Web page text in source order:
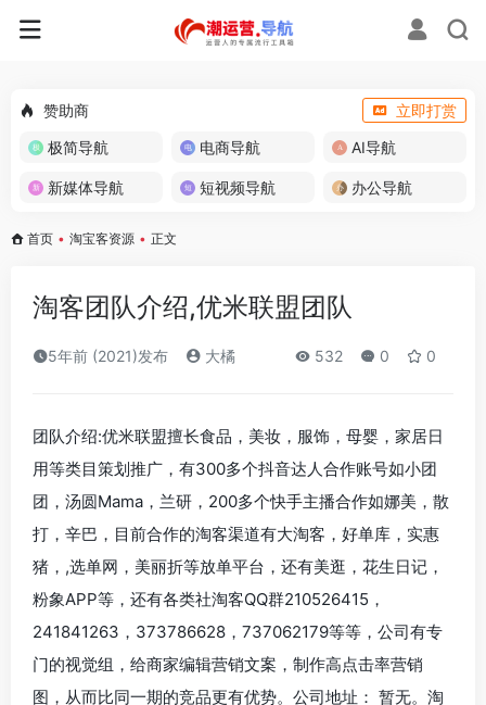
赞助商
立即打赏
极简导航
电商导航 AI导航
新媒体导航 短视频导航 办公导航
首页 • 淘宝客资源 • 正文
淘客团队介绍,优米联盟团队
5年前 (2021)发布 大橘 532 0 0
团队介绍:优米联盟擅长食品，美妆，服饰，母婴，家居日
用等类目策划推广，有300多个抖音达人合作账号如小团
团，汤圆Mama，兰研，200多个快手主播合作如娜美，散
打，辛巴，目前合作的淘客渠道有大淘客，好单库，实惠
猪，,选单网，美丽折等放单平台，还有美逛，花生日记，
粉象APP等，还有各类社淘客QQ群210526415，
241841263，373786628，737062179等等，公司有专
门的视觉组，给商家编辑营销文案，制作高点击率营销
图，从而比同一期的竞品更有优势。公司地址： 暂无。淘